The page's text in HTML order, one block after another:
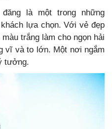
là một trong những
lựa chọn. Với vẻ đẹp
trắng làm cho ngọn hải
vĩ và to lớn. Một nơi ngắm
tưởng.